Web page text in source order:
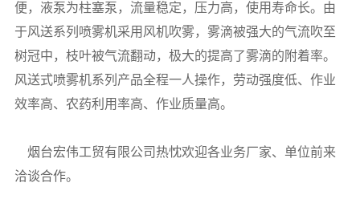
便，液泵为柱塞泵，流量稳定，压力高，使用寿命长。由
于风送系列喷雾机采用风机吹雾，雾滴被强大的气流吹至
树冠中，枝叶被气流翻动，极大的提高了雾滴的附着率。
风送式喷雾机系列产品全程一人操作，劳动强度低、作业
效率高、农药利用率高、作业质量高。
烟台宏伟工贸有限公司热忱欢迎各业务厂家、单位前来
洽谈合作。